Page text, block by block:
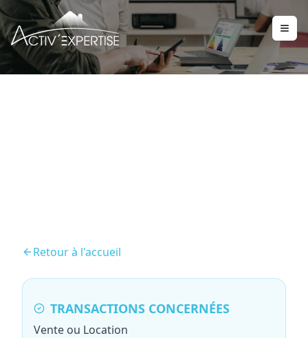
Retour à l'accueil
TRANSACTIONS CONCERNÉES
Vente ou Location